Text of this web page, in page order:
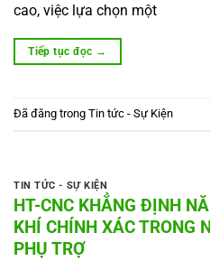
cao, việc lựa chọn một
Tiếp tục đọc →
Đã đăng trong Tin tức - Sự Kiện
TIN TỨC - SỰ KIỆN
HT-CNC KHẲNG ĐỊNH
KHÍ CHÍNH XÁC TRONG
PHỤ TRỢ